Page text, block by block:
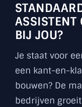
ASSISTENT
BIJ JOU?
Je staat voor
een kant-en-
bouwen? De
bedrijven